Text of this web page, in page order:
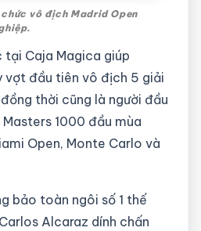
vô địch Madrid Open
tại Caja Magica giúp
vợt đầu tiên vô địch 5 giải
thời cũng là người đầu
1000 đầu mùa
Open, Monte Carlo và
bảo toàn ngôi số 1 thế
Alcaraz dính chấn